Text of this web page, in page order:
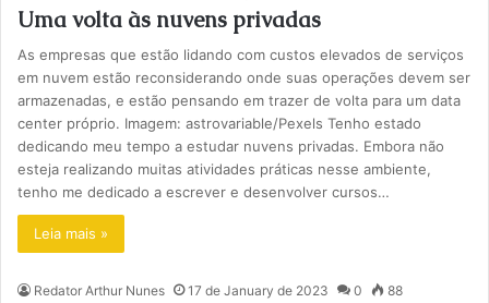
Uma volta às nuvens privadas
As empresas que estão lidando com custos elevados de serviços
em nuvem estão reconsiderando onde suas operações devem ser
armazenadas, e estão pensando em trazer de volta para um data
center próprio. Imagem: astrovariable/Pexels Tenho estado
dedicando meu tempo a estudar nuvens privadas. Embora não
esteja realizando muitas atividades práticas nesse ambiente,
tenho me dedicado a escrever e desenvolver cursos…
Leia mais »
Redator Arthur Nunes 17 de January de 2023 0 88